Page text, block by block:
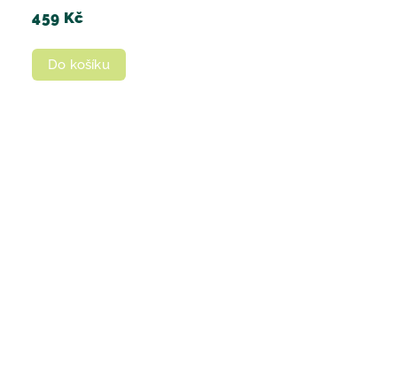
459 Kč
Do košíku